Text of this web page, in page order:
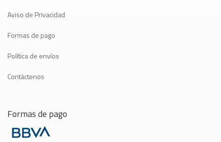
Aviso de Privacidad
Formas de pago
Política de envíos
Contáctenos
Formas de pago